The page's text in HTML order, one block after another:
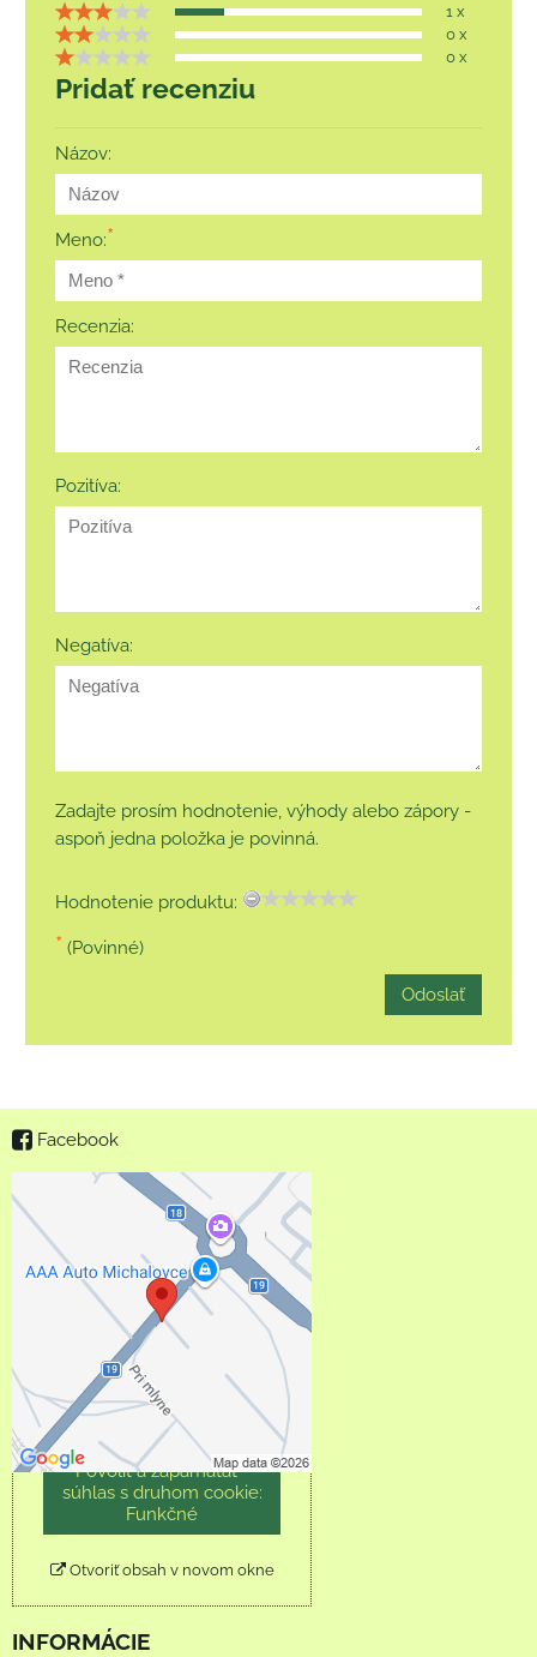
1 x
0 x
0 x
Pridať recenziu
Názov:
Meno:*
Recenzia:
Pozitíva:
Negatíva:
Zadajte prosím hodnotenie, výhody alebo zápory -
aspoň jedna položka je povinná.
Hodnotenie produktu:
* (Povinné)
Odoslať
Facebook
Externý obsah je
blokovaný Voľbami
súkromia
Prajete si načítať externý
obsah?
Povoliť tentokrát
Povoliť a zapamätať -
súhlas s druhom cookie:
Funkčné
Otvoriť obsah v novom okne
INFORMÁCIE